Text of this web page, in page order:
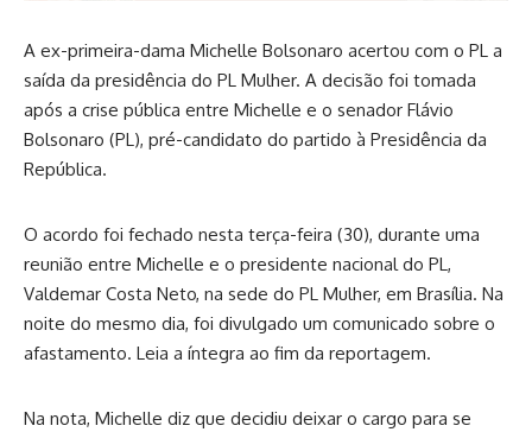
A ex-primeira-dama Michelle Bolsonaro acertou com o PL a
saída da presidência do PL Mulher. A decisão foi tomada
após a crise pública entre Michelle e o senador Flávio
Bolsonaro (PL), pré-candidato do partido à Presidência da
República.
O acordo foi fechado nesta terça-feira (30), durante uma
reunião entre Michelle e o presidente nacional do PL,
Valdemar Costa Neto, na sede do PL Mulher, em Brasília. Na
noite do mesmo dia, foi divulgado um comunicado sobre o
afastamento. Leia a íntegra ao fim da reportagem.
Na nota, Michelle diz que decidiu deixar o cargo para se